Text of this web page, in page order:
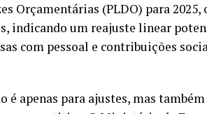
Orçamentárias (PLDO) para 2025,
indicando um reajuste linear
com pessoal e contribuições
apenas para ajustes, mas